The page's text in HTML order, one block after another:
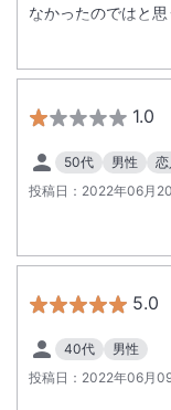
なかったのではと
1.0
50代 男性
投稿日： 2022年06月
5.0
40代
男性
投稿日： 2022年06月